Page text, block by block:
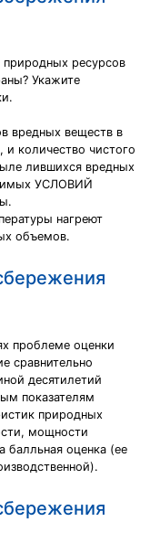
ресурсов
Укажите
вредных веществ в
количество чистого
лившихся вредных
УСЛОВИЙ
нагреют
объемов.
проблеме оценки
сравнительно
десятилетий
показателям
природных
мощности
балльная оценка (ее